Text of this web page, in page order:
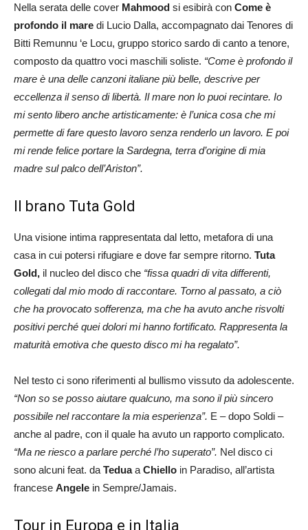
Nella serata delle cover Mahmood si esibirà con Come è
profondo il mare di Lucio Dalla, accompagnato dai Tenores di
Bitti Remunnu ‘e Locu, gruppo storico sardo di canto a tenore,
composto da quattro voci maschili soliste. “Come è profondo il
mare è una delle canzoni italiane più belle, descrive per
eccellenza il senso di libertà. Il mare non lo puoi recintare. Io
mi sento libero anche artisticamente: è l’unica cosa che mi
permette di fare questo lavoro senza renderlo un lavoro. E poi
mi rende felice portare la Sardegna, terra d’origine di mia
madre sul palco dell’Ariston”.
Il brano Tuta Gold
Una visione intima rappresentata dal letto, metafora di una
casa in cui potersi rifugiare e dove far sempre ritorno. Tuta
Gold, il nucleo del disco che “fissa quadri di vita differenti,
collegati dal mio modo di raccontare. Torno al passato, a ciò
che ha provocato sofferenza, ma che ha avuto anche risvolti
positivi perché quei dolori mi hanno fortificato. Rappresenta la
maturità emotiva che questo disco mi ha regalato”.
Nel testo ci sono riferimenti al bullismo vissuto da adolescente.
“Non so se posso aiutare qualcuno, ma sono il più sincero
possibile nel raccontare la mia esperienza”. E – dopo Soldi –
anche al padre, con il quale ha avuto un rapporto complicato.
“Ma ne riesco a parlare perché l’ho superato”. Nel disco ci
sono alcuni feat. da Teduaa Chiello in Paradiso, all’artista
francese Angele in Sempre/Jamais.
Tour in Europa e in Italia